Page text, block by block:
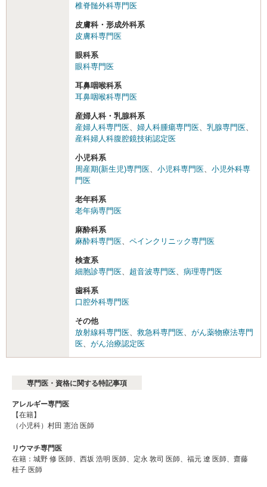
椎脊髄外科専門医
皮膚科・形成外科系
皮膚科専門医
眼科系
眼科専門医
耳鼻咽喉科系
耳鼻咽喉科専門医
産婦人科・乳腺科系
産婦人科専門医
婦人科腫瘍専門医 乳腺専門医
産科婦人科腹腔鏡技術認定医
小児科系
周産期(新生児)専門医
小児科専門医
小児外科専
門医
老年科系
老年病専門医
麻酔科系
麻酔科専門医
ペインクリニック専門医
検査系
細胞診専門医
超音波専門医 病理専門医
歯科系
口腔外科専門医
その他
放射線科専門医
救急科専門医
がん薬物療法専門
医
がん治療認定医
専門医・資格に関する特記事項
アレルギー専門医
【在籍】
（小児科）村田 憲治 医師
リウマチ専門医
在籍：城野 修 医師、西坂 浩明 医師、定永 敦司 医師、福元 遼 医師、齋藤
桂子 医師